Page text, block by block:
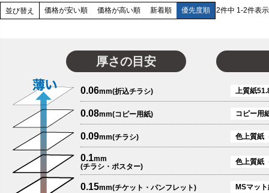
並び替え 価格が安い順 価格が高い順 新着順 優先度順 2件中 1-2件表示
厚さの目安
0.06mm(折込チラシ) 上質紙
0.08mm(コピー用紙) コピー用
0.09mm(チラシ) 色上質紙
0.1mm
(チラシ・ポスター)
色上質紙
0.15mm(チケット・パンフレット) MSマッ